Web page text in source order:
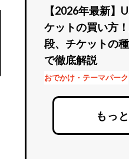
【2026年最新】
ケットの買い方
段、チケットの
で徹底解説
おでかけ・テーマパーク
もっ